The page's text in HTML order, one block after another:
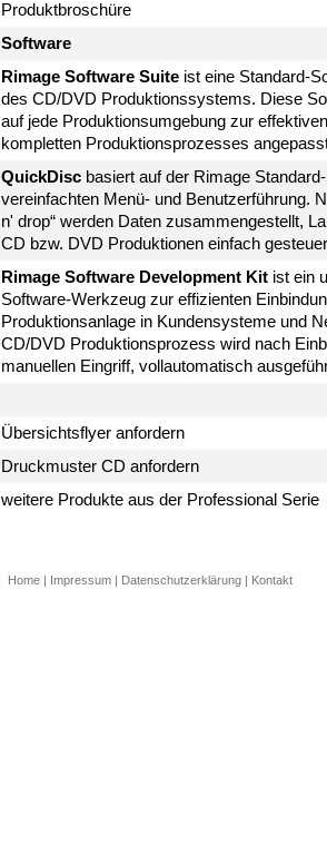
Produktbroschüre
Software
Rimage Software Suite ist eine Standard-
des CD/DVD Produktionssystems. Diese
auf jede Produktionsumgebung zur
kompletten Produktionsprozesses
QuickDisc basiert auf der Rimage
vereinfachten Menü- und Benutzerführung.
n' drop“ werden Daten zusammengestellt,
CD bzw. DVD Produktionen einfach
Rimage Software Development Kit ist ein
Software-Werkzeug zur effizienten
Produktionsanlage in Kundensysteme und
CD/DVD Produktionsprozess wird nach
manuellen Eingriff, vollautomatisch
Übersichtsflyer anfordern
Druckmuster CD anfordern
weitere Produkte aus der Professional Serie
Home | Impressum | Datenschutzerklärung | Kontakt